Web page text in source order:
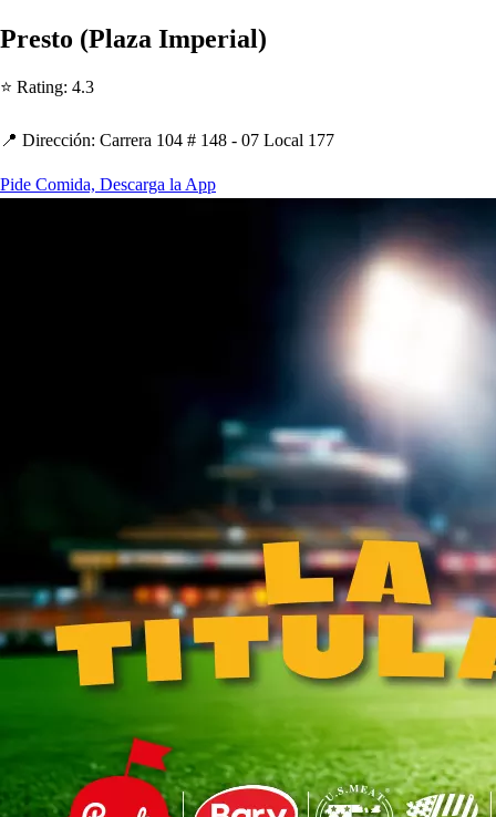
Presto (Plaza Imperial)
⭐ Rating: 4.3
📍 Dirección: Carrera 104 # 148 - 07 Local 177
Pide Comida, Descarga la App